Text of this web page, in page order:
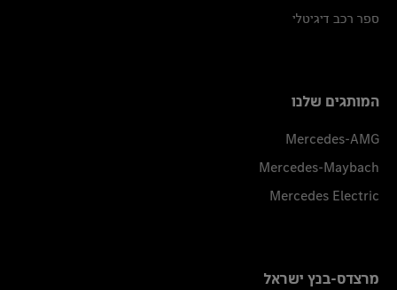
ספר רכב דיגיטלי
המותגים שלנו
Mercedes-AMG
Mercedes-Maybach
Mercedes Electric
מרצדס-בנץ ישראל